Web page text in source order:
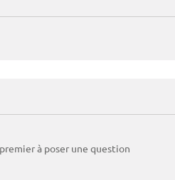
à poser une question